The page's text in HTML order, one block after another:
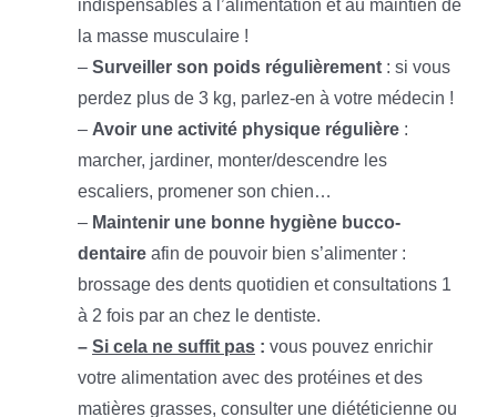
indispensables à l’alimentation et au maintien de
la masse musculaire !
– Surveiller son poids régulièrement: si vous
perdez plus de 3 kg, parlez-en à votre médecin !
– Avoir une activité physique régulière:
marcher, jardiner, monter/descendre les
escaliers, promener son chien…
– Maintenir une bonne hygiène bucco-
dentaireafin de pouvoir bien s’alimenter :
brossage des dents quotidien et consultations 1
à 2 fois par an chez le dentiste.
– Si cela ne suffit pas: vous pouvez enrichir
votre alimentation avec des protéines et des
matières grasses, consulter une diététicienne ou